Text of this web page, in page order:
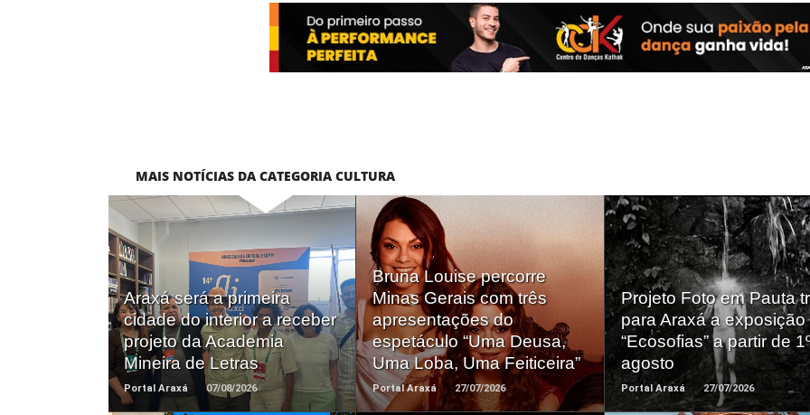
MAIS NOTÍCIAS DA CATEGORIA CULTURA
Araxá será a primeira
cidade do interior a receber
projeto da Academia
Mineira de Letras
Portal Araxá 07/08/2026
Saiba +
Bruna Louise percorre
Minas Gerais com três
apresentações do
espetáculo “Uma Deusa,
Uma Loba, Uma Feiticeira”
Portal Araxá 27/07/2026
Saiba +
Projeto Foto em Pauta
para Araxá a exposição
“Ecosofias” a partir de
agosto
Portal Araxá 27/07/2026
Saiba +